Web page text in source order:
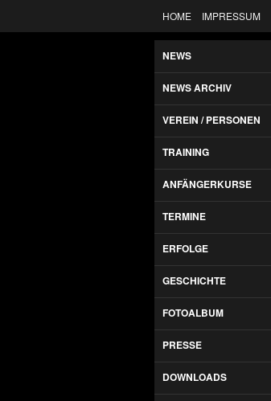
HOME IMPRESSUM
NEWS
NEWS ARCHIV
VEREIN / PERSONEN
TRAINING
ANFÄNGERKURSE
TERMINE
ERFOLGE
GESCHICHTE
FOTOALBUM
PRESSE
DOWNLOADS